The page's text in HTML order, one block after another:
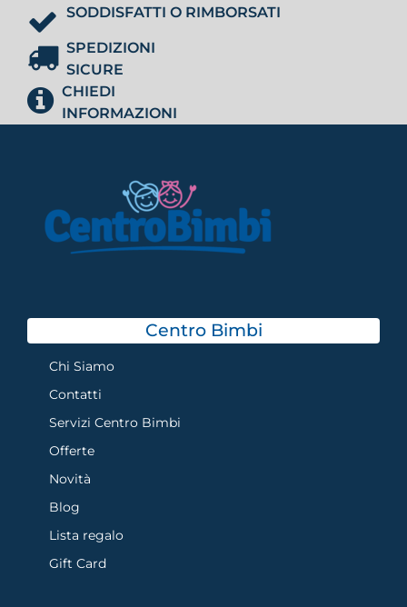
SODDISFATTI O RIMBORSATI
SPEDIZIONI
SICURE
CHIEDI
INFORMAZIONI
Centro Bimbi
Chi Siamo
Contatti
Servizi Centro Bimbi
Offerte
Novità
Blog
Lista regalo
Gift Card